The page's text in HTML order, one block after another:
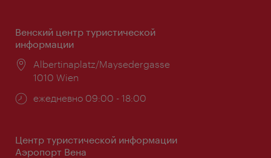
Венский центр туристической
информации
Расположение:
Albertinaplatz/Maysedergasse
1010 Wien
Часы
ежедневно 09:00 - 18:00
Центр туристической информации
Аэропорт Вена